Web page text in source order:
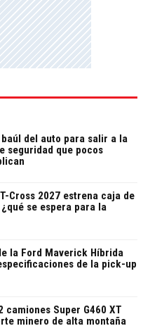
del auto para salir a la
seguridad que pocos
Cross 2027 estrena caja de
se espera para la
la Ford Maverick Híbrida
de la pick-up
camiones Super G460 XT
minero de alta montaña